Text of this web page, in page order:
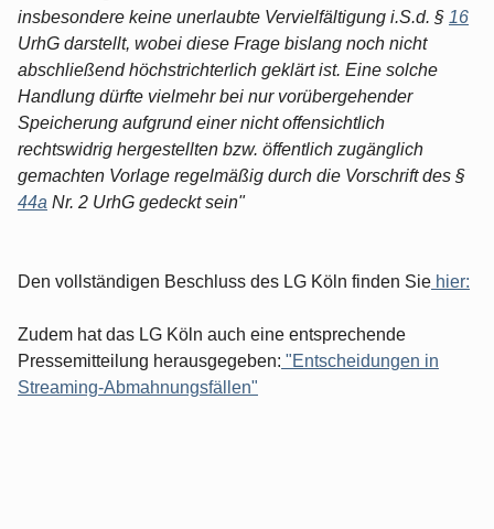
insbesondere keine unerlaubte Vervielfältigung i.S.d. § 16
UrhG darstellt, wobei diese Frage bislang noch nicht
abschließend höchstrichterlich geklärt ist. Eine solche
Handlung dürfte vielmehr bei nur vorübergehender
Speicherung aufgrund einer nicht offensichtlich
rechtswidrig hergestellten bzw. öffentlich zugänglich
gemachten Vorlage regelmäßig durch die Vorschrift des §
44a Nr. 2 UrhG gedeckt sein"
Den vollständigen Beschluss des LG Köln finden Sie hier:
Zudem hat das LG Köln auch eine entsprechende
Pressemitteilung herausgegeben: "Entscheidungen in
Streaming-Abmahnungsfällen"